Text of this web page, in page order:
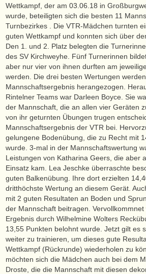
Wettkampf, der am 03.06.18 in
wurde, beteiligten sich die besten 11
Turnbezirkes . Die VTR-Mädchen turnten
guten Wettkampf und konnten sich über
Den 1. und 2. Platz belegten die
des SV Kirchweyhe. Fünf Turnerinnen
aber nur vier von ihnen durften am
werden. Die drei besten Wertungen
Mannschaftsergebnis herangezogen.
Rintelner Teams war Darleen Boyce. Sie
der Mannschaft, die an allen vier Geräten
von ihr geturnten Übungen trugen
Mannschaftsergebnis der VTR bei.
gelungene Bodenübung, die zu Recht mit
wurde. 3-mal in der Mannschaftswertung
Leistungen von Katharina Geers, die aber
Einsatz kam. Lea Jeschke überraschte
guten Balkenübung. Ihre dort erzielten
dritthöchste Wertung an diesem Gerät.
mit 2 guten Resultaten an Boden und
der Mannschaft beitragen.
Ergebnis durch Wilhelmine Wolters
13,55 Punkten belohnt wurde. Jetzt gilt es
weiter zu trainieren, um dieses gute
Wettkampf (Rückrunde) wiederholen zu
möchten sich die Mädchen auch bei dem
Droste, die die Mannschaft mit diesen